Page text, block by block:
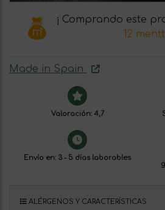
¡ Comprando este
12
Made in Spain
Valoración: 4,7
Envío en: 3 - 5 días laborables
ALÉRGENOS Y CARACTERÍSTICAS